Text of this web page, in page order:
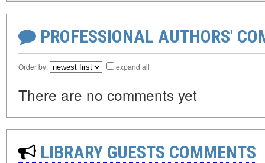
PROFESSIONAL AUTHORS'
Order by: expand all
There are no comments yet
LIBRARY GUESTS COMMENTS